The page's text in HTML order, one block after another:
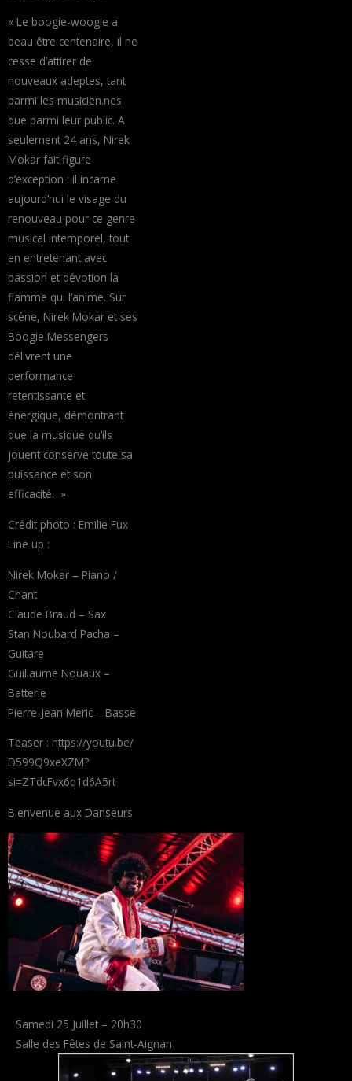
« Le boogie-woogie a
beau être centenaire, il ne
cesse d’attirer de
nouveaux adeptes, tant
parmi les musicien.nes
que parmi leur public. A
seulement 24 ans, Nirek
Mokar fait figure
d’exception : il incarne
aujourd’hui le visage du
renouveau pour ce genre
musical intemporel, tout
en entretenant avec
passion et dévotion la
flamme qui l’anime. Sur
scène, Nirek Mokar et ses
Boogie Messengers
délivrent une
performance
retentissante et
énergique, démontrant
que la musique qu’ils
jouent conserve toute sa
puissance et son
efficacité. »
Crédit photo : Emilie Fux
Line up :
Nirek Mokar – Piano /
Chant
Claude Braud – Sax
Stan Noubard Pacha –
Guitare
Guillaume Nouaux –
Batterie
Pierre-Jean Meric – Basse
Teaser : https://youtu.be/
D599Q9xeXZM?
si=ZTdcFvx6q1d6A5rt
Bienvenue aux Danseurs
Samedi 25 Juillet – 20h30
Salle des Fêtes de Saint-Aignan